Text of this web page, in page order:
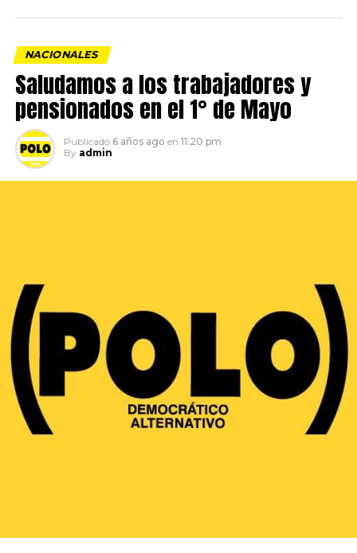
NACIONALES
Saludamos a los trabajadores y
pensionados en el 1° de Mayo
Publicado 6 años ago en 11:20 pm
By admin